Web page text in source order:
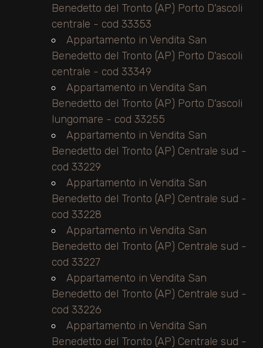
Benedetto del Tronto (AP) Porto D'ascoli
centrale - cod 33353
Appartamento in Vendita San
Benedetto del Tronto (AP) Porto D'ascoli
centrale - cod 33349
Appartamento in Vendita San
Benedetto del Tronto (AP) Porto D'ascoli
lungomare - cod 33255
Appartamento in Vendita San
Benedetto del Tronto (AP) Centrale sud -
cod 33229
Appartamento in Vendita San
Benedetto del Tronto (AP) Centrale sud -
cod 33228
Appartamento in Vendita San
Benedetto del Tronto (AP) Centrale sud -
cod 33227
Appartamento in Vendita San
Benedetto del Tronto (AP) Centrale sud -
cod 33226
Appartamento in Vendita San
Benedetto del Tronto (AP) Centrale sud -